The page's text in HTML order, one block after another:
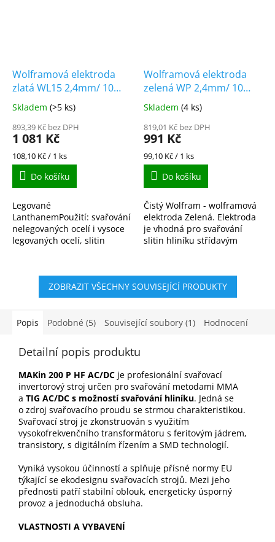
Wolframová elektroda
zlatá WL15 2,4mm/ 10
kusů
Skladem (>5 ks)
893,39 Kč bez DPH
1 081 Kč
Měrná
cena:
108,10 Kč / 1 ks
Do košíku
Legované
LanthanemPoužití: svařování
nelegovaných ocelí i vysoce
legovaných ocelí, slitin
Wolframová elektroda
zelená WP 2,4mm/ 10
kusů
Skladem (4 ks)
819,01 Kč bez DPH
991 Kč
Měrná
cena:
99,10 Kč / 1 ks
Do košíku
Čistý Wolfram - wolframová
elektroda Zelená. Elektroda
je vhodná pro svařování
slitin hliníku střídavým
ZOBRAZIT VŠECHNY SOUVISEJÍCÍ PRODUKTY
Popis Podobné (5) Související soubory (1) Hodnocení
Detailní popis produktu
MAKin 200 P HF AC/DC je profesionální svařovací
invertorový stroj určen pro svařování metodami MMA
a TIG AC/DC s možností svařování hliníku. Jedná se
o zdroj svařovacího proudu se strmou charakteristikou.
Svařovací stroj je zkonstruován s využitím
vysokofrekvenčního transformátoru s feritovým jádrem,
transistory, s digitálním řízením a SMD technologií.
Vyniká vysokou účinností a splňuje přísné normy EU
týkající se ekodesignu svařovacích strojů. Mezi jeho
přednosti patří stabilní oblouk, energeticky úsporný
provoz a jednoduchá obsluha.
VLASTNOSTI A VYBAVENÍ